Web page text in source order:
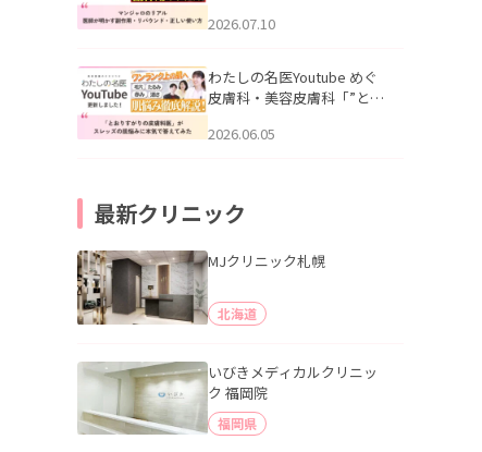
医師が明かす副作用・リバ
公開いたしました。
2026.07.10
わたしの名医Youtube めぐ
皮膚科・美容皮膚科「”とお
ッズの肌悩みに本気で答え
2026.06.05
最新クリニック
MJクリニック札幌
北海道
いびきメディカルクリニッ
ク 福岡院
福岡県